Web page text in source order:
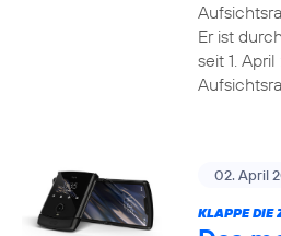
Er ist
seit 1.
02. April
KLAPPE DIE